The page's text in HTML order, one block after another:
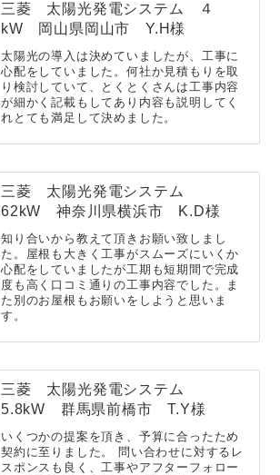
三菱 太陽光発電システム ４
kW 岡山県岡山市 Y.H様
太陽光の導入は決めていましたが、工事に
心配をしていました。何社か見積もりを取
り検討していて、とくとくさんは工事内容
が細かく記載もしてあり内容も説明してく
れとても満足して決めました。
三菱 太陽光発電システム
62kW 神奈川県横浜市 K.D様
知り合いから教えて頂きお願い致しまし
た。屋根も大きく工事がスムーズにいくか
心配をしていましたが工期も短期間で完成
度も高く口コミ通りの工事内容でした。ま
た別のお屋根もお願いをしようと思いま
す。
三菱 太陽光発電システム
5.8kW 群馬県前橋市 T.Y様
いくつかの提案を頂き、予算に合ったため
契約に至りました。 問い合わせに対するレ
スポンスも良く、工事やアフターフォロー